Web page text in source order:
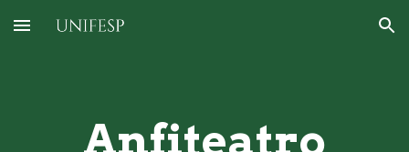
Skip to main content Skip to navigation
Anfiteatro